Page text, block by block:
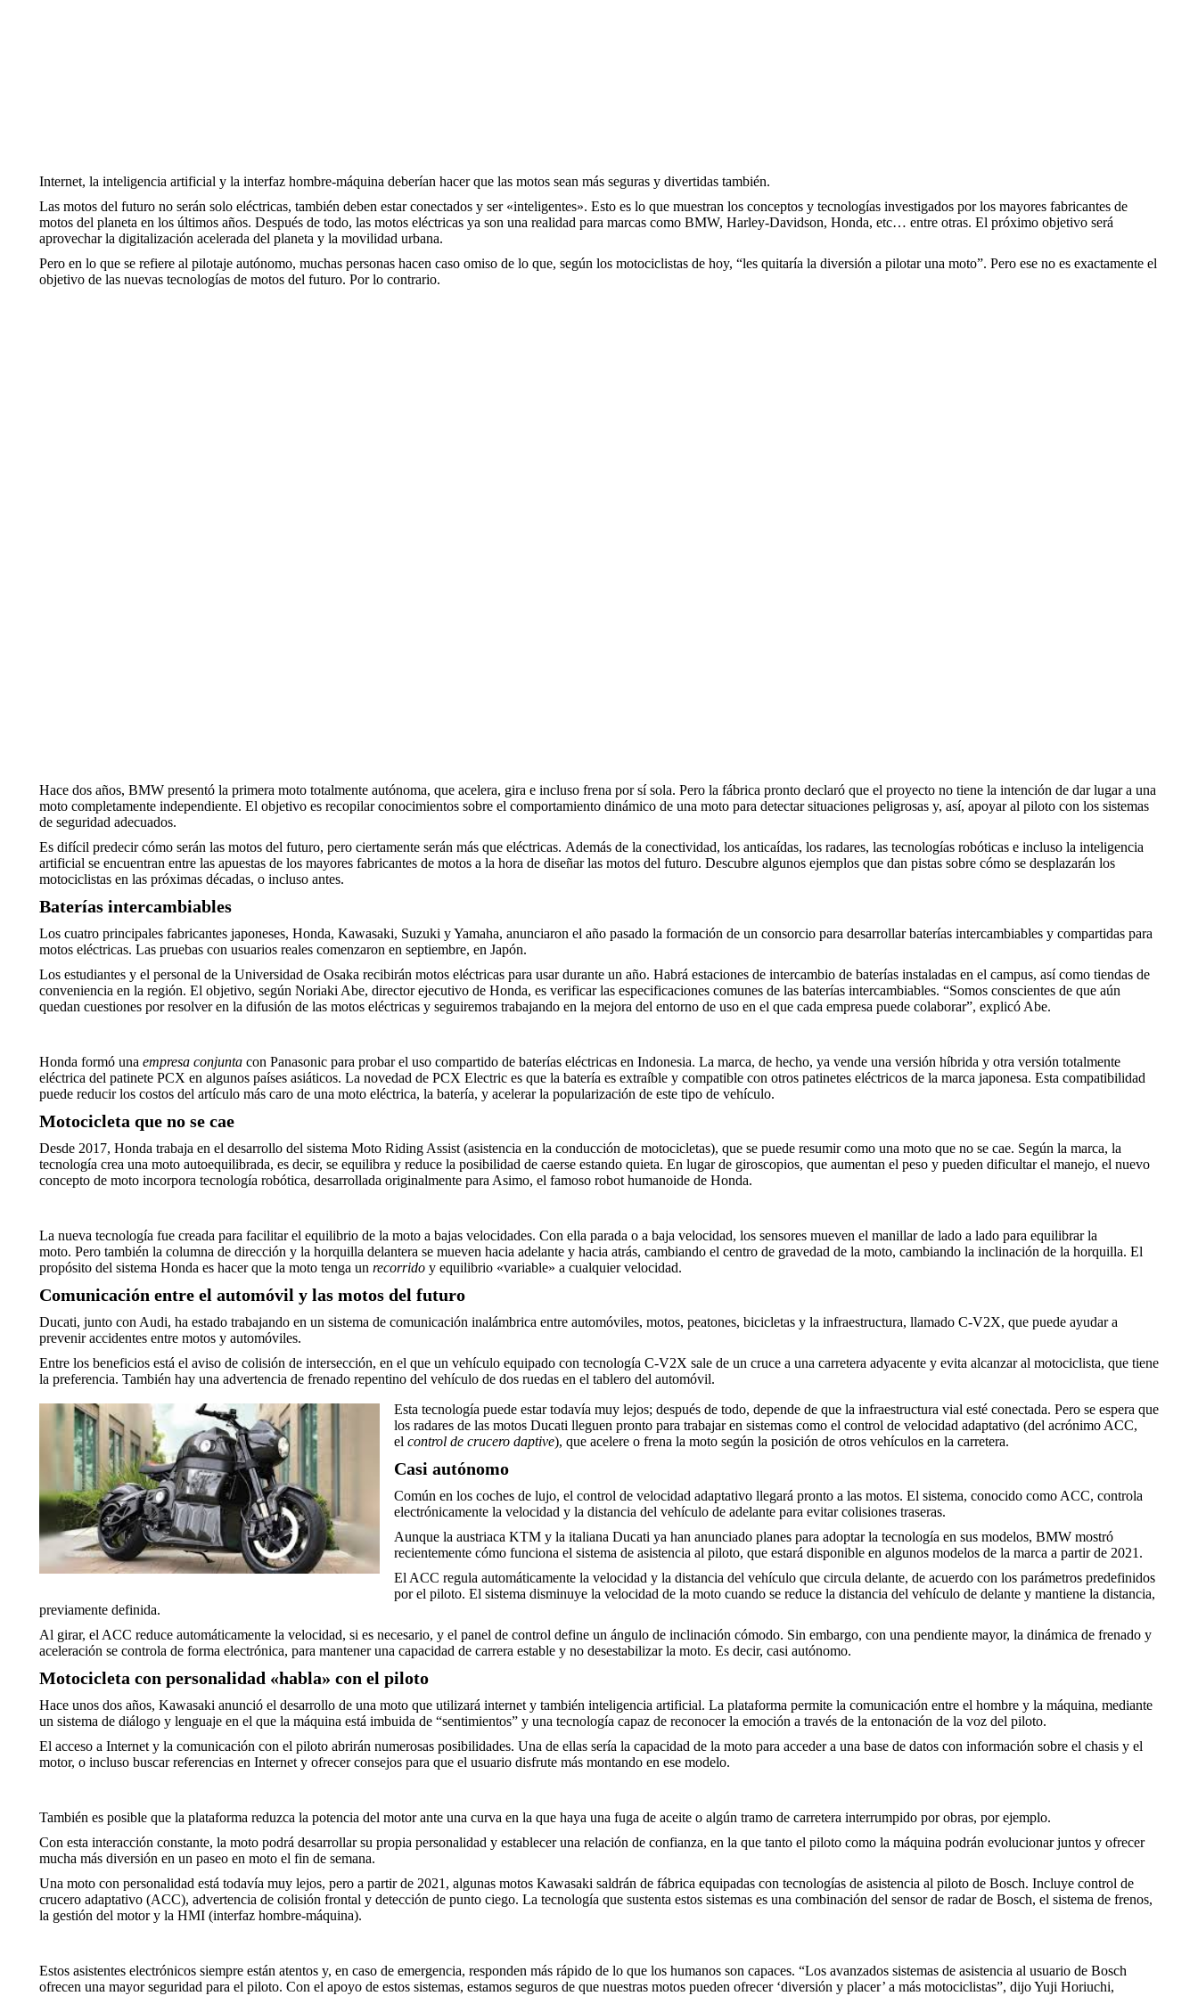
Internet, la inteligencia artificial y la interfaz hombre-máquina deberían hacer que las motos sean más seguras y divertidas también.
Las motos del futuro no serán solo eléctricas, también deben estar conectados y ser «inteligentes». Esto es lo que muestran los conceptos y tecnologías investigados por los mayores fabricantes de
motos del planeta en los últimos años. Después de todo, las motos eléctricas ya son una realidad para marcas como BMW, Harley-Davidson, Honda, etc… entre otras. El próximo objetivo será
aprovechar la digitalización acelerada del planeta y la movilidad urbana.
Pero en lo que se refiere al pilotaje autónomo, muchas personas hacen caso omiso de lo que, según los motociclistas de hoy, “les quitaría la diversión a pilotar una moto”. Pero ese no es exactamente el
objetivo de las nuevas tecnologías de motos del futuro. Por lo contrario.
Hace dos años, BMW presentó la primera moto totalmente autónoma, que acelera, gira e incluso frena por sí sola. Pero la fábrica pronto declaró que el proyecto no tiene la intención de dar lugar a una
moto completamente independiente. El objetivo es recopilar conocimientos sobre el comportamiento dinámico de una moto para detectar situaciones peligrosas y, así, apoyar al piloto con los sistemas
de seguridad adecuados.
Es difícil predecir cómo serán las motos del futuro, pero ciertamente serán más que eléctricas. Además de la conectividad, los anticaídas, los radares, las tecnologías robóticas e incluso la inteligencia
artificial se encuentran entre las apuestas de los mayores fabricantes de motos a la hora de diseñar las motos del futuro. Descubre algunos ejemplos que dan pistas sobre cómo se desplazarán los
motociclistas en las próximas décadas, o incluso antes.
Baterías intercambiables
Los cuatro principales fabricantes japoneses, Honda, Kawasaki, Suzuki y Yamaha, anunciaron el año pasado la formación de un consorcio para desarrollar baterías intercambiables y compartidas para
motos eléctricas. Las pruebas con usuarios reales comenzaron en septiembre, en Japón.
Los estudiantes y el personal de la Universidad de Osaka recibirán motos eléctricas para usar durante un año. Habrá estaciones de intercambio de baterías instaladas en el campus, así como tiendas de
conveniencia en la región. El objetivo, según Noriaki Abe, director ejecutivo de Honda, es verificar las especificaciones comunes de las baterías intercambiables. “Somos conscientes de que aún
quedan cuestiones por resolver en la difusión de las motos eléctricas y seguiremos trabajando en la mejora del entorno de uso en el que cada empresa puede colaborar”, explicó Abe.
Honda formó una empresa conjunta con Panasonic para probar el uso compartido de baterías eléctricas en Indonesia. La marca, de hecho, ya vende una versión híbrida y otra versión totalmente
eléctrica del patinete PCX en algunos países asiáticos. La novedad de PCX Electric es que la batería es extraíble y compatible con otros patinetes eléctricos de la marca japonesa. Esta compatibilidad
puede reducir los costos del artículo más caro de una moto eléctrica, la batería, y acelerar la popularización de este tipo de vehículo.
Motocicleta que no se cae
Desde 2017, Honda trabaja en el desarrollo del sistema Moto Riding Assist (asistencia en la conducción de motocicletas), que se puede resumir como una moto que no se cae. Según la marca, la
tecnología crea una moto autoequilibrada, es decir, se equilibra y reduce la posibilidad de caerse estando quieta. En lugar de giroscopios, que aumentan el peso y pueden dificultar el manejo, el nuevo
concepto de moto incorpora tecnología robótica, desarrollada originalmente para Asimo, el famoso robot humanoide de Honda.
La nueva tecnología fue creada para facilitar el equilibrio de la moto a bajas velocidades. Con ella parada o a baja velocidad, los sensores mueven el manillar de lado a lado para equilibrar la
moto. Pero también la columna de dirección y la horquilla delantera se mueven hacia adelante y hacia atrás, cambiando el centro de gravedad de la moto, cambiando la inclinación de la horquilla. El
propósito del sistema Honda es hacer que la moto tenga un recorrido y equilibrio «variable» a cualquier velocidad.
Comunicación entre el automóvil y las motos del futuro
Ducati, junto con Audi, ha estado trabajando en un sistema de comunicación inalámbrica entre automóviles, motos, peatones, bicicletas y la infraestructura, llamado C-V2X, que puede ayudar a
prevenir accidentes entre motos y automóviles.
Entre los beneficios está el aviso de colisión de intersección, en el que un vehículo equipado con tecnología C-V2X sale de un cruce a una carretera adyacente y evita alcanzar al motociclista, que tiene
la preferencia. También hay una advertencia de frenado repentino del vehículo de dos ruedas en el tablero del automóvil.
Esta tecnología puede estar todavía muy lejos; después de todo, depende de que la infraestructura vial esté conectada. Pero se espera que
los radares de las motos Ducati lleguen pronto para trabajar en sistemas como el control de velocidad adaptativo (del acrónimo ACC,
el control de crucero daptive), que acelere o frena la moto según la posición de otros vehículos en la carretera.
Casi autónomo
Común en los coches de lujo, el control de velocidad adaptativo llegará pronto a las motos. El sistema, conocido como ACC, controla
electrónicamente la velocidad y la distancia del vehículo de adelante para evitar colisiones traseras.
Aunque la austriaca KTM y la italiana Ducati ya han anunciado planes para adoptar la tecnología en sus modelos, BMW mostró
recientemente cómo funciona el sistema de asistencia al piloto, que estará disponible en algunos modelos de la marca a partir de 2021.
El ACC regula automáticamente la velocidad y la distancia del vehículo que circula delante, de acuerdo con los parámetros predefinidos
por el piloto. El sistema disminuye la velocidad de la moto cuando se reduce la distancia del vehículo de delante y mantiene la distancia,
previamente definida.
Al girar, el ACC reduce automáticamente la velocidad, si es necesario, y el panel de control define un ángulo de inclinación cómodo. Sin embargo, con una pendiente mayor, la dinámica de frenado y
aceleración se controla de forma electrónica, para mantener una capacidad de carrera estable y no desestabilizar la moto. Es decir, casi autónomo.
Motocicleta con personalidad «habla» con el piloto
Hace unos dos años, Kawasaki anunció el desarrollo de una moto que utilizará internet y también inteligencia artificial. La plataforma permite la comunicación entre el hombre y la máquina, mediante
un sistema de diálogo y lenguaje en el que la máquina está imbuida de “sentimientos” y una tecnología capaz de reconocer la emoción a través de la entonación de la voz del piloto.
El acceso a Internet y la comunicación con el piloto abrirán numerosas posibilidades. Una de ellas sería la capacidad de la moto para acceder a una base de datos con información sobre el chasis y el
motor, o incluso buscar referencias en Internet y ofrecer consejos para que el usuario disfrute más montando en ese modelo.
También es posible que la plataforma reduzca la potencia del motor ante una curva en la que haya una fuga de aceite o algún tramo de carretera interrumpido por obras, por ejemplo.
Con esta interacción constante, la moto podrá desarrollar su propia personalidad y establecer una relación de confianza, en la que tanto el piloto como la máquina podrán evolucionar juntos y ofrecer
mucha más diversión en un paseo en moto el fin de semana.
Una moto con personalidad está todavía muy lejos, pero a partir de 2021, algunas motos Kawasaki saldrán de fábrica equipadas con tecnologías de asistencia al piloto de Bosch. Incluye control de
crucero adaptativo (ACC), advertencia de colisión frontal y detección de punto ciego. La tecnología que sustenta estos sistemas es una combinación del sensor de radar de Bosch, el sistema de frenos,
la gestión del motor y la HMI (interfaz hombre-máquina).
Estos asistentes electrónicos siempre están atentos y, en caso de emergencia, responden más rápido de lo que los humanos son capaces. “Los avanzados sistemas de asistencia al usuario de Bosch
ofrecen una mayor seguridad para el piloto. Con el apoyo de estos sistemas, estamos seguros de que nuestras motos pueden ofrecer ‘diversión y placer’ a más motociclistas”, dijo Yuji Horiuchi,